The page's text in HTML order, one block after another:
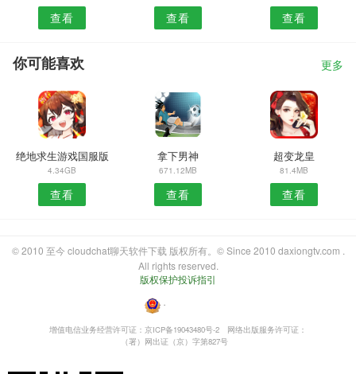
查看 查看 查看
你可能喜欢 更多
绝地求生游戏国服版
4.34GB
查看
拿下男神
671.12MB
查看
超变龙皇
81.4MB
查看
© 2010 至今 cloudchat聊天软件下载 版权所有。© Since 2010 daxiongtv.com .
All rights reserved.
版权保护投诉指引
・
增值电信业务经营许可证：京ICP备19043480号-2
网络出版服务许可证：
（署）网出证（京）字第827号